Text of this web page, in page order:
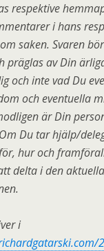
respektive
i hans
saken. Svaren
präglas av Din
och inte vad Du
och eventuella
är Din
Du tar hjälp/
hur och
delta i den
i